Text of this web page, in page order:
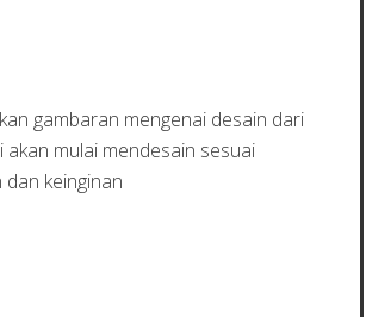
gambaran mengenai desain dari
akan mulai mendesain sesuai
keinginan